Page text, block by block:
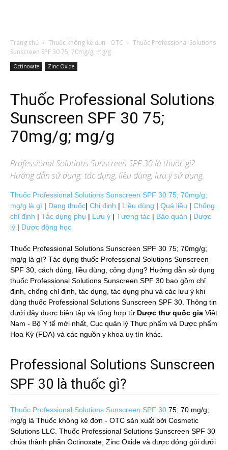
Trang chủ Thuốc không kê đơn - OTC
Thuốc Professional Solutions
Sunscreen SPF 30 75; 70mg/g; mg/g
Octinoxate Zinc Oxide
Thuốc Professional Solutions
Sunscreen SPF 30 75;
70mg/g; mg/g
Professional Solutions Sunscreen SPF 30là thuốc gì?
Hướng dẫn sử dụng: tác dụng, liều dùng, lưu ý sử dụng.
Thuốc Professional Solutions Sunscreen SPF 30 75; 70mg/g;
mg/g là gì | Dạng thuốc| Chỉ định | Liều dùng | Quá liều | Chống
chỉ định | Tác dụng phụ | Lưu ý | Tương tác | Bảo quản | Dược
lý | Dược động học
Thuốc Professional Solutions Sunscreen SPF 30 75; 70mg/g;
mg/g là gì? Tác dụng thuốc Professional Solutions Sunscreen
SPF 30, cách dùng, liều dùng, công dụng? Hướng dẫn sử dụng
thuốc Professional Solutions Sunscreen SPF 30 bao gồm chỉ
định, chống chỉ định, tác dụng, tác dụng phụ và các lưu ý khi
dùng thuốc Professional Solutions Sunscreen SPF 30. Thông tin
dưới đây được biên tập và tổng hợp từ Dược thư quốc gia Việt
Nam - Bộ Y tế mới nhất, Cục quản lý Thực phẩm và Dược phẩm
Hoa Kỳ (FDA) và các nguồn y khoa uy tín khác.
Professional Solutions Sunscreen
SPF 30 là thuốc gì?
Thuốc Professional Solutions Sunscreen SPF 30 75; 70 mg/g;
mg/g là Thuốc không kê đơn - OTC sản xuất bởi Cosmetic
Solutions LLC. Thuốc Professional Solutions Sunscreen SPF 30
chứa thành phần Octinoxate; Zinc Oxide và được đóng gói dưới